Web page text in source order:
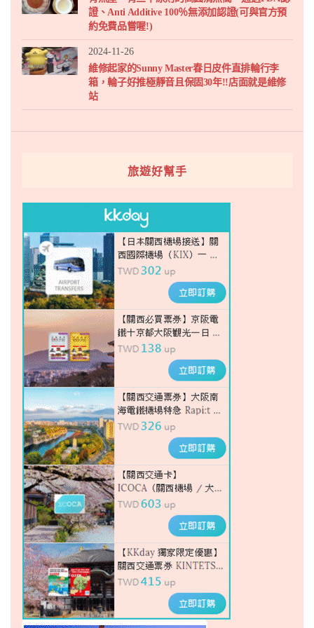
證、Anti Additive 100％無添加認證(可與官方預
約免費品嘗喔!)
2024-11-26
維修起家的Sunny Master春日皮件直排輪行李
箱，輪子好推極靜音且保固30年!!店面就是維修
站
旅遊好幫手